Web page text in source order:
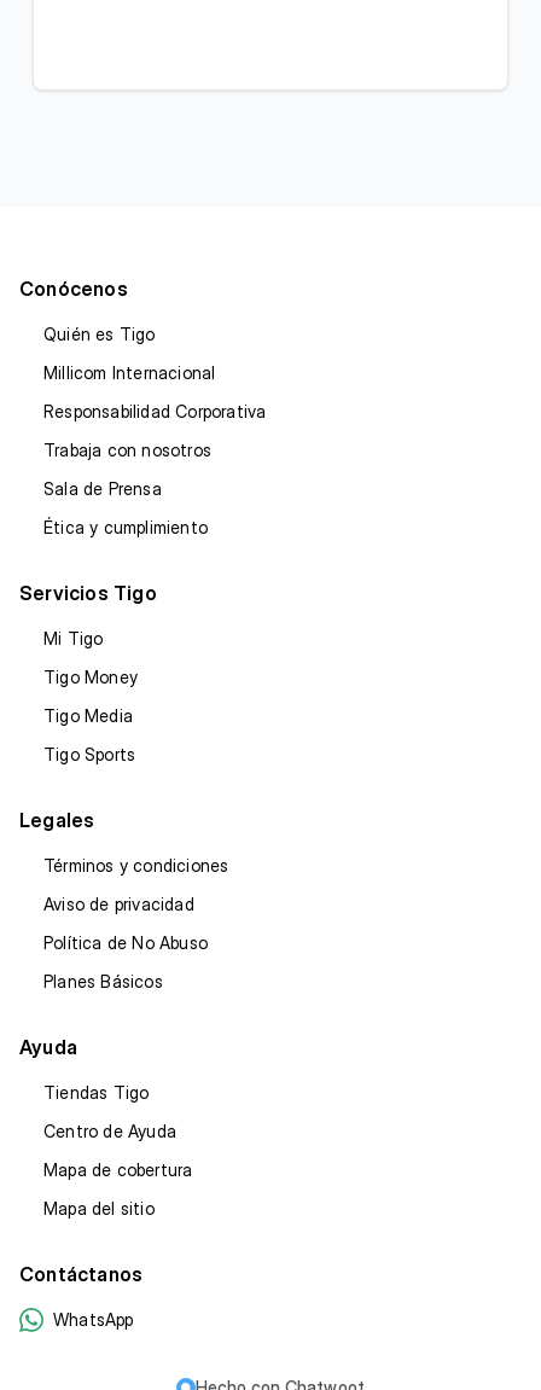
Conócenos
Quién es Tigo
Millicom Internacional
Responsabilidad Corporativa
Trabaja con nosotros
Sala de Prensa
Ética y cumplimiento
Servicios Tigo
Mi Tigo
Tigo Money
Tigo Media
Tigo Sports
Legales
Términos y condiciones
Aviso de privacidad
Política de No Abuso
Planes Básicos
Ayuda
Tiendas Tigo
Centro de Ayuda
Mapa de cobertura
Mapa del sitio
Contáctanos
WhatsApp